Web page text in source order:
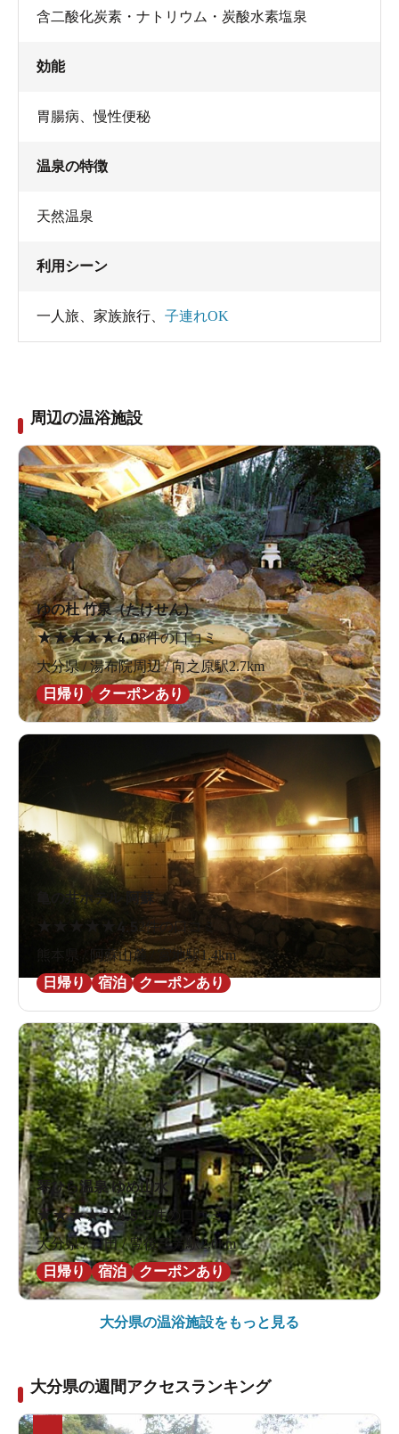
含二酸化炭素・ナトリウム・炭酸水素塩泉
効能
胃腸病、慢性便秘
温泉の特徴
天然温泉
利用シーン
一人旅 家族旅行 子連れOK
周辺の温浴施設
ゆの杜 竹泉（たけせん）
★★★★★4.08件の口コミ
大分県 / 湯布院周辺 / 向之原駅2.7km
日帰り
クーポンあり
亀の井ホテル 阿蘇
2件の口コミ
熊本県 / 阿蘇山麓 / 宮地駅1.4km
日帰り
宿泊 クーポンあり
琴ひら温泉 ゆめ山水
★★★★★4.532件の口コミ
大分県 / 日田 / 豊後三芳駅2.0km
日帰り
宿泊 クーポンあり
大分県の温浴施設をもっと見る
大分県の週間アクセスランキング